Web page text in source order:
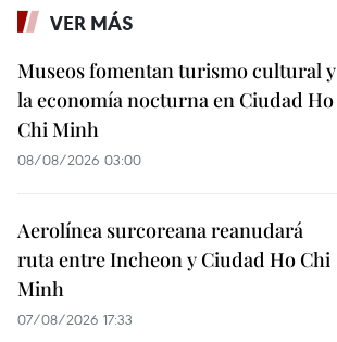
VER MÁS
Museos fomentan turismo cultural y
la economía nocturna en Ciudad Ho
Chi Minh
08/08/2026 03:00
Aerolínea surcoreana reanudará
ruta entre Incheon y Ciudad Ho Chi
Minh
07/08/2026 17:33